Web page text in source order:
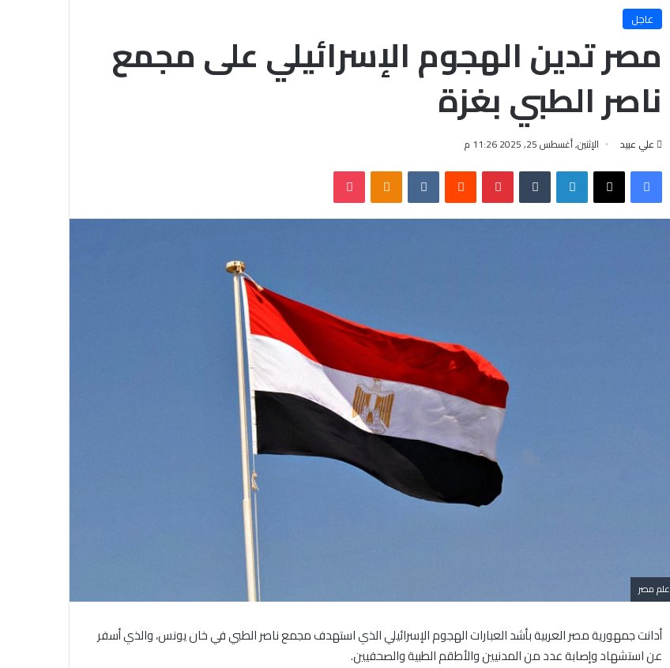
عاجل
مصر تدين الهجوم الإسرائيلي على مجمع
ناصر الطبي بغزة
علي عبيد الإثنين, أغسطس 25, 2025 11:26 م
فيسبوك لينكدإن بينتيريست
علم مصر
أدانت جمهورية مصر العربية بأشد العبارات الهجوم الإسرائيلي الذي استهدف مجمع ناصر الطبي في خان يونس، والذي أسفر
عن استشهاد وإصابة عدد من المدنيين والأطقم الطبية والصحفيين.